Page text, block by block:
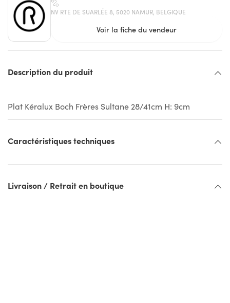
NV RTE DE SUARLÉE 8, 5020 NAMUR, BELGIQUE
Voir la fiche du vendeur
Description du produit
Plat Kéralux Boch Frères Sultane 28/41cm H: 9cm
Caractéristiques techniques
Livraison / Retrait en boutique